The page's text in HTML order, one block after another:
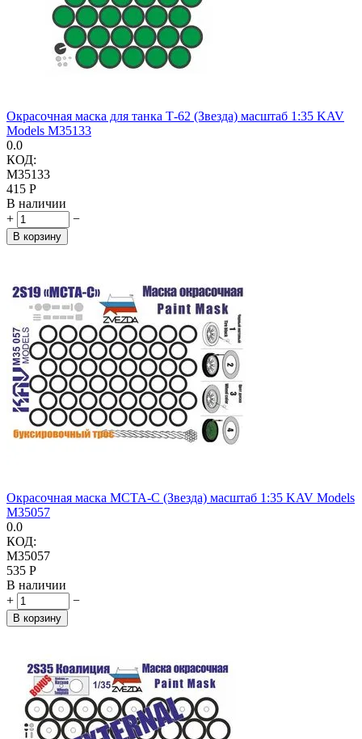
Окрасочная маска для танка Т-62 (Звезда) масштаб 1:35 KAV
Models M35133
0.0
КОД:
M35133
‍415‍ Р
В наличии
+
−
В корзину
Окрасочная маска МСТА-С (Звезда) масштаб 1:35 KAV Models
M35057
0.0
КОД:
M35057
‍535‍ Р
В наличии
+
−
В корзину